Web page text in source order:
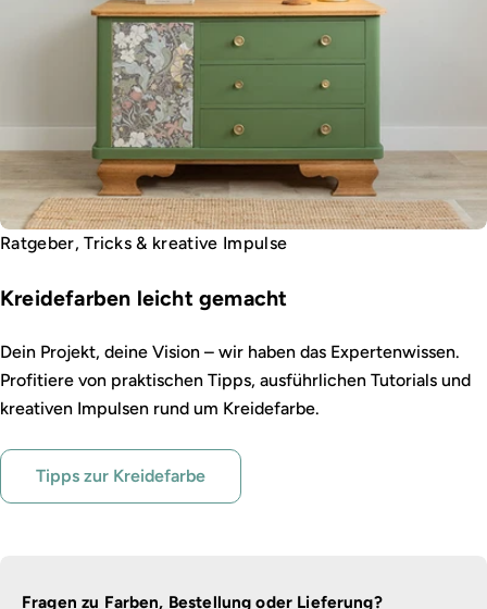
Ratgeber, Tricks & kreative Impulse
Kreidefarben leicht gemacht
Dein Projekt, deine Vision – wir haben das Expertenwissen.
Profitiere von praktischen Tipps, ausführlichen Tutorials und
kreativen Impulsen rund um Kreidefarbe.
Tipps zur Kreidefarbe
Fragen zu Farben, Bestellung oder Lieferung?